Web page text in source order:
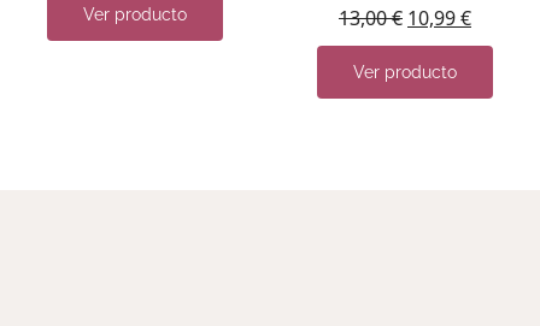
Ver producto 13,00€ 10,99€
Ver producto